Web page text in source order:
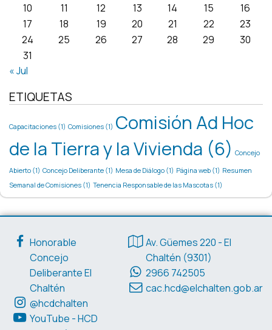
10
11 12 13 14 15
16
17
18 19 20 21 22
23
24
25 26 27 28 29
30
31
« Jul
ETIQUETAS
Capacitaciones (1) Comisiones (1) Comisión Ad Hoc
de la Tierra y la Vivienda (6) Concejo
Abierto (1) Concejo Deliberante (1) Mesa de Diálogo (1) Página web (1) Resumen
Semanal de Comisiones (1) Tenencia Responsable de las Mascotas (1)
Enlaces de interés
Honorable
Concejo
Deliberante El
Chaltén
@hcdchalten
YouTube - HCD
Datos de contacto
Av. Güemes 220 - El
Chaltén (9301)
2966 742505
cac.hcd@elchalten.gob.ar